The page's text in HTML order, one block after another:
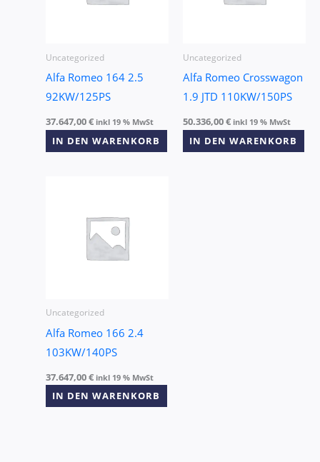
Uncategorized
Alfa Romeo 164 2.5
92KW/125PS
37.647,00€ inkl 19 % MwSt
IN DEN WARENKORB
Uncategorized
Alfa Romeo Crosswagon
1.9 JTD 110KW/150PS
50.336,00€ inkl 19 % MwSt
IN DEN WARENKORB
Uncategorized
Alfa Romeo 166 2.4
103KW/140PS
37.647,00€ inkl 19 % MwSt
IN DEN WARENKORB